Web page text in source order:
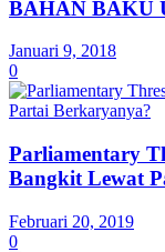
BAHAN BAKU
Januari 9, 2018
0
Parliamentary
Bangkit Lewat
Februari 20, 2019
0